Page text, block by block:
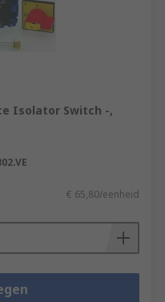
Isolator Switch -,
€ 65,80/eenheid